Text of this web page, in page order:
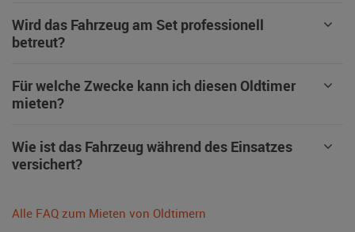
Wird das Fahrzeug am Set professionell
betreut?
Für welche Zwecke kann ich diesen Oldtimer
mieten?
Wie ist das Fahrzeug während des Einsatzes
versichert?
Alle FAQ zum Mieten von Oldtimern